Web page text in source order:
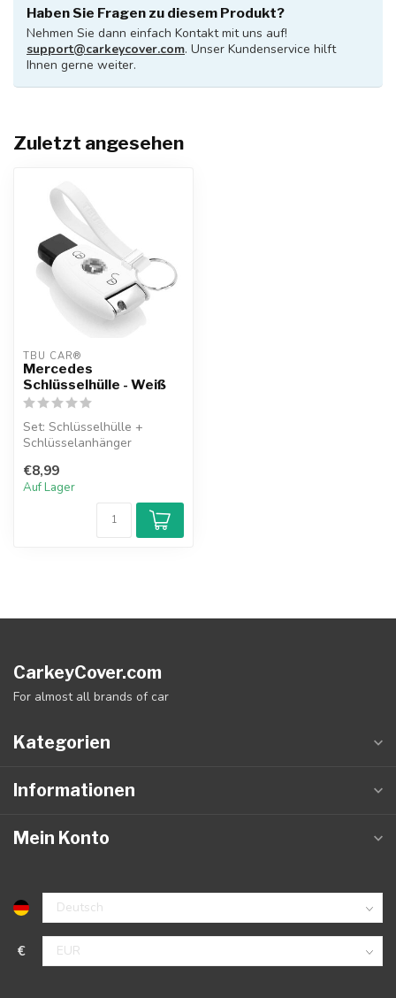
Haben Sie Fragen zu diesem Produkt?
Nehmen Sie dann einfach Kontakt mit uns auf!
support@carkeycover.com. Unser Kundenservice hilft
Ihnen gerne weiter.
Zuletzt angesehen
TBU CAR®
Mercedes
Schlüsselhülle - Weiß
Set: Schlüsselhülle +
Schlüsselanhänger
€8,99
Auf Lager
CarkeyCover.com
For almost all brands of car
Kategorien
Informationen
Mein Konto
€